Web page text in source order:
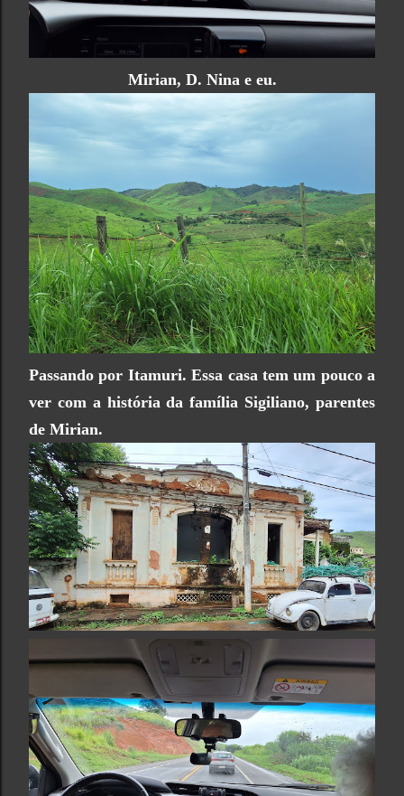
Mirian, D. Nina e eu.
Passando por Itamuri. Essa casa tem um pouco a
ver com a história da família Sigiliano, parentes
de Mirian.